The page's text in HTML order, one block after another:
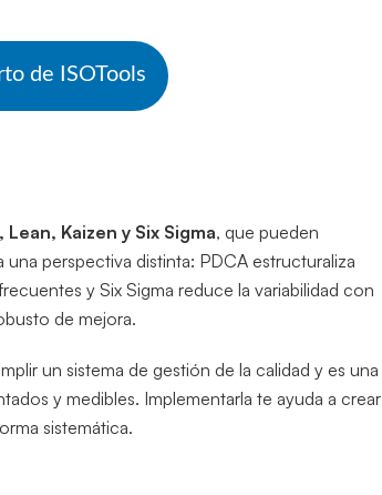
de ISOTools
Lean, Kaizen y Six Sigma, que pueden
perspectiva distinta: PDCA estructuraliza
y Six Sigma reduce la variabilidad con
de mejora.
un sistema de gestión de la calidad y es una
y medibles. Implementarla te ayuda a crear
sistemática.